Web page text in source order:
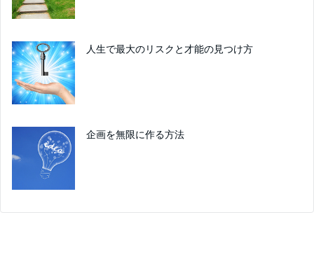
人生で最大のリスクと才能の見つけ方
企画を無限に作る方法